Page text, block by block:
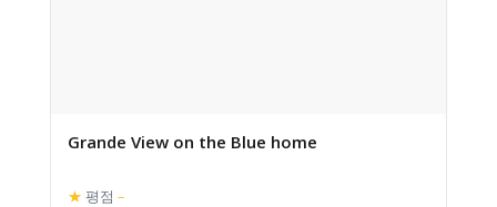
Grande View on the Blue home
★ 평점 –